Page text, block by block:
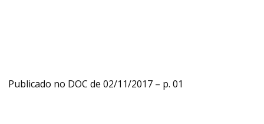
Publicado no DOC de 02/11/2017 – p. 01